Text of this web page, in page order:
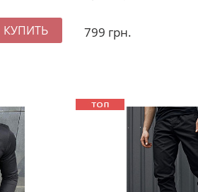
799 грн.